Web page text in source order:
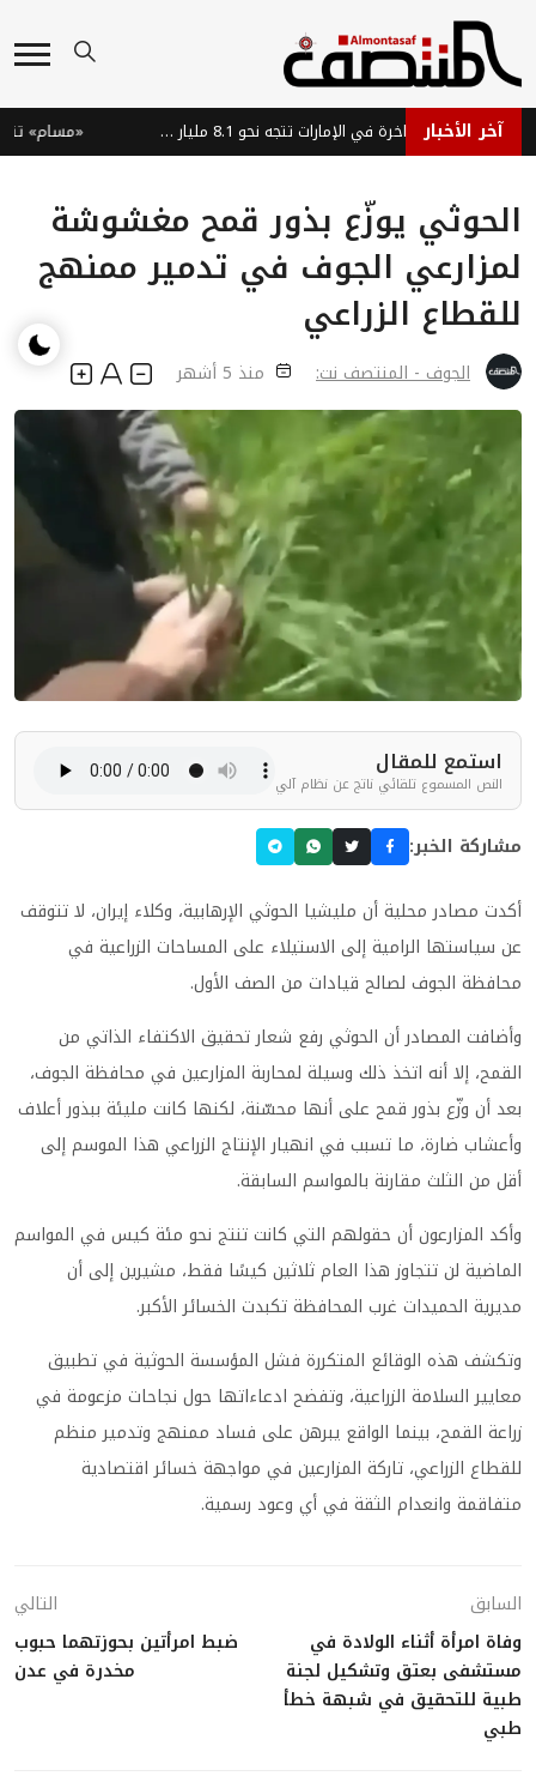
آخر الأخبار سوق السيارات الفاخرة في الإمارات تتجه نحو 8.1 مليار دولار بحلول 2035 «مسام» تتلف 1861 لغماً وذخيرة في ميدي اليمنية
الحوثي يوزّع بذور قمح مغشوشة
لمزارعي الجوف في تدمير ممنهج
للقطاع الزراعي
الجوف - المنتصف نت: منذ 5 أشهر
استمع للمقال
النص المسموع تلقائي ناتج عن نظام آلي
مشاركة الخبر:
أكدت مصادر محلية أن مليشيا الحوثي الإرهابية، وكلاء إيران، لا تتوقف
عن سياستها الرامية إلى الاستيلاء على المساحات الزراعية في
محافظة الجوف لصالح قيادات من الصف الأول.
وأضافت المصادر أن الحوثي رفع شعار تحقيق الاكتفاء الذاتي من
القمح، إلا أنه اتخذ ذلك وسيلة لمحاربة المزارعين في محافظة الجوف،
بعد أن وزّع بذور قمح على أنها محسّنة، لكنها كانت مليئة ببذور أعلاف
وأعشاب ضارة، ما تسبب في انهيار الإنتاج الزراعي هذا الموسم إلى
أقل من الثلث مقارنة بالمواسم السابقة.
وأكد المزارعون أن حقولهم التي كانت تنتج نحو مئة كيس في المواسم
الماضية لن تتجاوز هذا العام ثلاثين كيسًا فقط، مشيرين إلى أن
مديرية الحميدات غرب المحافظة تكبدت الخسائر الأكبر.
وتكشف هذه الوقائع المتكررة فشل المؤسسة الحوثية في تطبيق
معايير السلامة الزراعية، وتفضح ادعاءاتها حول نجاحات مزعومة في
زراعة القمح، بينما الواقع يبرهن على فساد ممنهج وتدمير منظم
للقطاع الزراعي، تاركة المزارعين في مواجهة خسائر اقتصادية
متفاقمة وانعدام الثقة في أي وعود رسمية.
السابق
وفاة امرأة أثناء الولادة في
مستشفى بعتق وتشكيل لجنة
طبية للتحقيق في شبهة خطأ
طبي
التالي
ضبط امرأتين بحوزتهما حبوب
مخدرة في عدن